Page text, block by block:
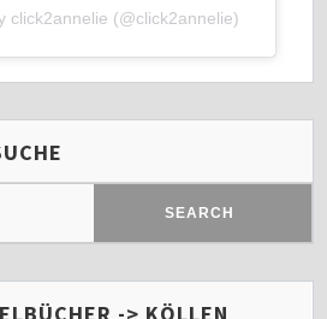
click2annelie (@click2annelie)